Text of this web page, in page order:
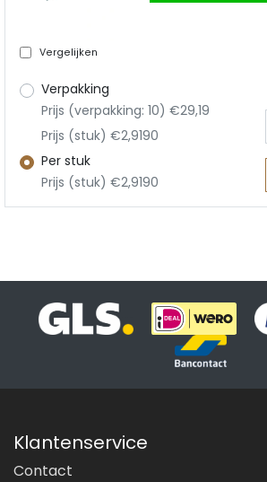
Vergelijken
Verpakking
Prijs (verpakking: 10) €29,19
Prijs (stuk) €2,9190
Per stuk
Prijs (stuk) €2,9190
Klantenservice
Contact